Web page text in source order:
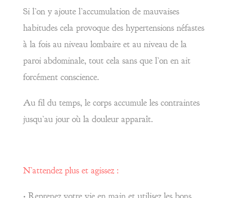
Si l’on y ajoute l’accumulation de mauvaises
habitudes cela provoque des hypertensions néfastes
à la fois au niveau lombaire et au niveau de la
paroi abdominale, tout cela sans que l’on en ait
forcément conscience.
Au fil du temps, le corps accumule les contraintes
jusqu’au jour où la douleur apparaît.
N’attendez plus et agissez :